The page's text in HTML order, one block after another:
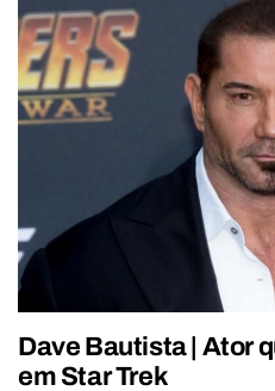
Dave Bautista | Ator
em Star Trek